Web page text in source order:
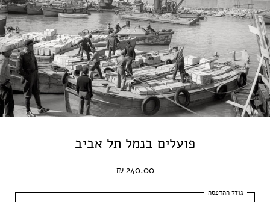
פועלים בנמל תל אביב
240.00 ₪